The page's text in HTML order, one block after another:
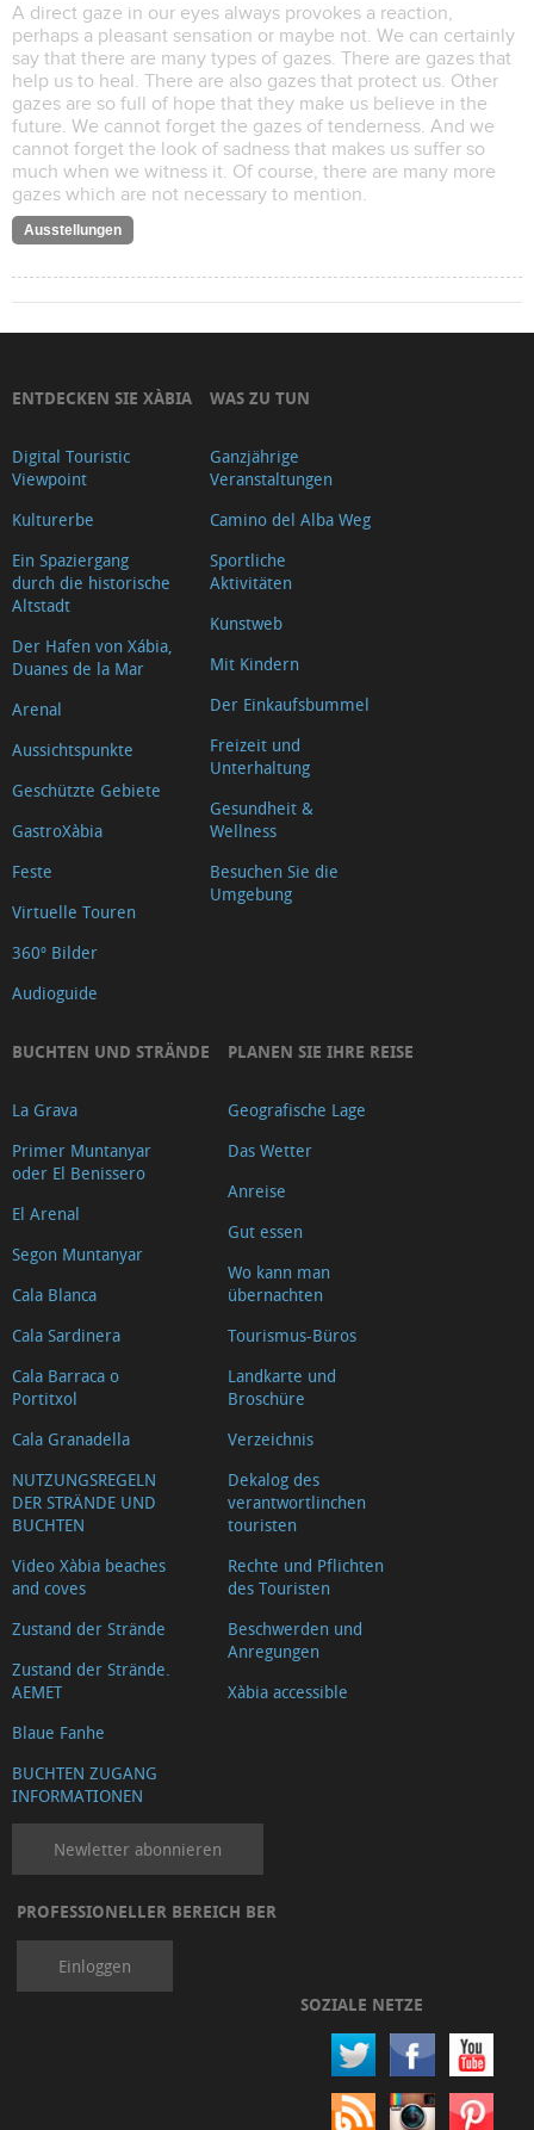
A direct gaze in our eyes always provokes a reaction,
perhaps a pleasant sensation or maybe not. We can certainly
say that there are many types of gazes. There are gazes that
help us to heal. There are also gazes that protect us. Other
gazes are so full of hope that they make us believe in the
future. We cannot forget the gazes of tenderness. And we
cannot forget the look of sadness that makes us suffer so
much when we witness it. Of course, there are many more
gazes which are not necessary to mention.
Ausstellungen
ENTDECKEN SIE XÀBIA
Digital Touristic
Viewpoint
Kulturerbe
Ein Spaziergang
durch die historische
Altstadt
Der Hafen von Xábia,
Duanes de la Mar
Arenal
Aussichtspunkte
Geschützte Gebiete
GastroXàbia
Feste
Virtuelle Touren
360º Bilder
Audioguide
WAS ZU TUN
Ganzjährige
Veranstaltungen
Camino del Alba Weg
Sportliche
Aktivitäten
Kunstweb
Mit Kindern
Der Einkaufsbummel
Freizeit und
Unterhaltung
Gesundheit &
Wellness
Besuchen Sie die
Umgebung
BUCHTEN UND STRÄNDE
La Grava
Primer Muntanyar
oder El Benissero
El Arenal
Segon Muntanyar
Cala Blanca
Cala Sardinera
Cala Barraca o
Portitxol
Cala Granadella
NUTZUNGSREGELN
DER STRÄNDE UND
BUCHTEN
Video Xàbia beaches
and coves
Zustand der Strände
Zustand der Strände.
AEMET
Blaue Fanhe
BUCHTEN ZUGANG
INFORMATIONEN
PLANEN SIE IHRE REISE
Geografische Lage
Das Wetter
Anreise
Gut essen
Wo kann man
übernachten
Tourismus-Büros
Landkarte und
Broschüre
Verzeichnis
Dekalog des
verantwortlinchen
touristen
Rechte und Pflichten
des Touristen
Beschwerden und
Anregungen
Xàbia accessible
Newletter abonnieren
PROFESSIONELLER BEREICH BER
Einloggen
SOZIALE NETZE